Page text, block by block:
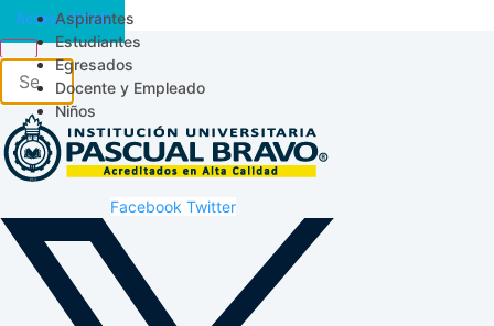
Aspirantes
Estudiantes
Egresados
Docente y Empleado
Niños
Acceso SICAU
Facebook Twitter